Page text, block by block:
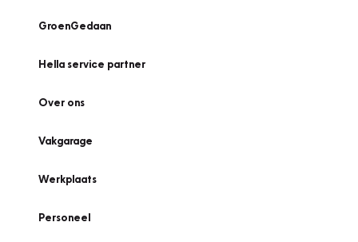
GroenGedaan
Hella service partner
Over ons
Vakgarage
Werkplaats
Personeel